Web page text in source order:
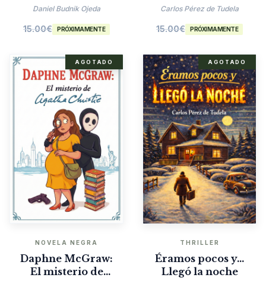
Daniel Budnik Ojeda
15.00€ PRÓXIMAMENTE
Carlos Pérez de Tudela
15.00€ PRÓXIMAMENTE
AGOTADO
NOVELA NEGRA
Daphne McGraw:
El misterio de
AGOTADO
THRILLER
Éramos pocos y…
Llegó la noche